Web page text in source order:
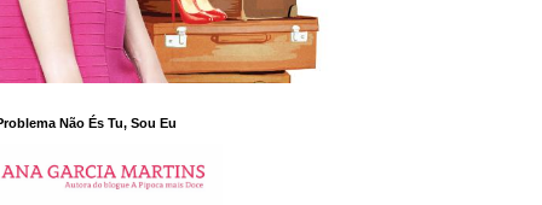
Não És Tu, Sou Eu